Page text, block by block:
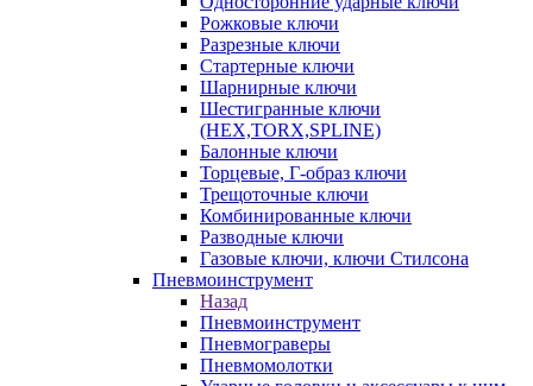
Рожковые ключи
Разрезные ключи
Стартерные ключи
Шарнирные ключи
Шестигранные ключи
(HEX,TORX,SPLINE)
Балонные ключи
Торцевые, Г-образ ключи
Трещоточные ключи
Комбинированные ключи
Разводные ключи
Газовые ключи, ключи Стилсона
Пневмоинструмент
Назад
Пневмоинструмент
Пневмограверы
Пневмомолотки